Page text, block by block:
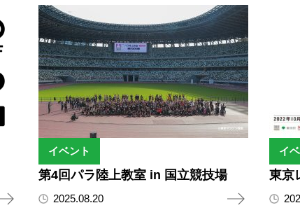
イベント
第4回パラ陸上教室 in 国立競技場
2025.08.20
イ
東京